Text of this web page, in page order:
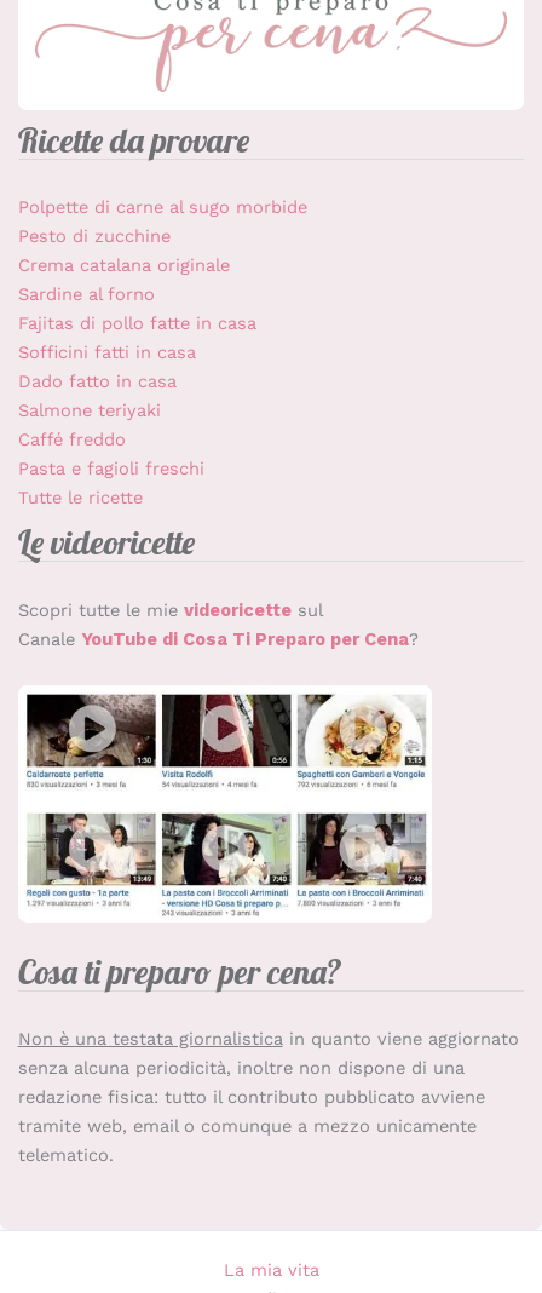
Ricette da provare
Polpette di carne al sugo morbide
Pesto di zucchine
Crema catalana originale
Sardine al forno
Fajitas di pollo fatte in casa
Sofficini fatti in casa
Dado fatto in casa
Salmone teriyaki
Caffé freddo
Pasta e fagioli freschi
Tutte le ricette
Le videoricette
Scopri tutte le mie videoricettesul
Canale YouTube di Cosa Ti Preparo per Cena?
Cosa ti preparo per cena?
Non è una testata giornalisticain quanto viene aggiornato
senza alcuna periodicità, inoltre non dispone di una
redazione fisica: tutto il contributo pubblicato avviene
tramite web, email o comunque a mezzo unicamente
telematico.
La mia vita